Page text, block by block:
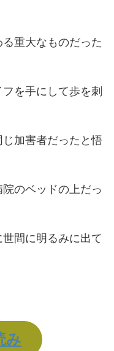
重大なものだった
を手にして歩を刺
加害者だったと悟
のベッドの上だっ
間に明るみに出て
み